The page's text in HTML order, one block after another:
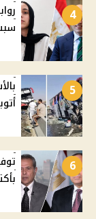
4
سبب
5
6